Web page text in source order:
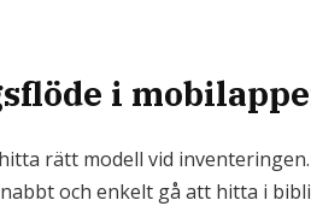
i
rätt modell vid
och enkelt gå att hitta i